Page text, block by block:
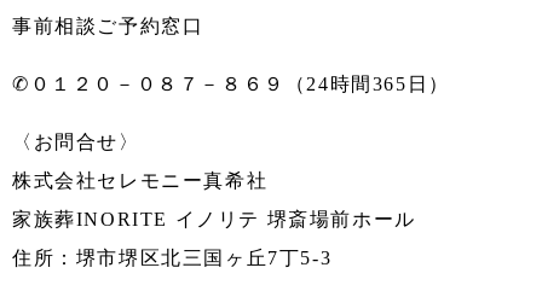
事前相談ご予約窓口
✆０１２０－０８７－８６９（24時間365日）
〈お問合せ〉
株式会社セレモニー真希社
家族葬INORITE イノリテ 堺斎場前ホール
住所：堺市堺区北三国ヶ丘7丁5-3